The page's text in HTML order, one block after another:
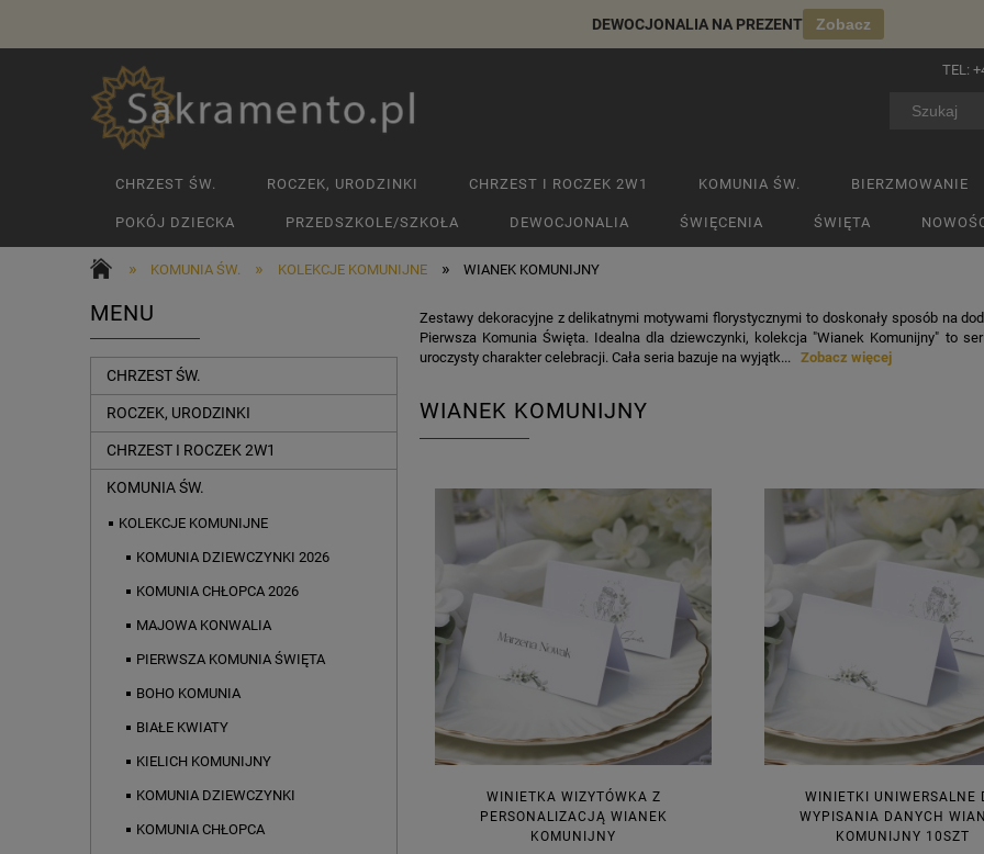
DEWOCJONALIA NA PREZENT Zobacz
TEL:
CHRZEST ŚW. ROCZEK, URODZINKI CHRZEST I ROCZEK 2W1 KOMUNIA ŚW. BIERZMOWANIE
POKÓJ DZIECKA PRZEDSZKOLE/SZKOŁA DEWOCJONALIA ŚWIĘCENIA ŚWIĘTA
» KOMUNIA ŚW. » KOLEKCJE KOMUNIJNE » WIANEK KOMUNIJNY
MENU
CHRZEST ŚW.
ROCZEK, URODZINKI
CHRZEST I ROCZEK 2W1
KOMUNIA ŚW.
KOLEKCJE KOMUNIJNE
KOMUNIA DZIEWCZYNKI 2026
KOMUNIA CHŁOPCA 2026
MAJOWA KONWALIA
PIERWSZA KOMUNIA ŚWIĘTA
BOHO KOMUNIA
BIAŁE KWIATY
KIELICH KOMUNIJNY
KOMUNIA DZIEWCZYNKI
KOMUNIA CHŁOPCA
Zestawy dekoracyjne z delikatnymi motywami florystycznymi to doskonały sposób na
Pierwsza Komunia Święta. Idealna dla dziewczynki, kolekcja "Wianek Komunijny" to
uroczysty charakter celebracji. Cała seria bazuje na wyjątk... Zobacz więcej
WIANEK KOMUNIJNY
WINIETKA WIZYTÓWKA Z
PERSONALIZACJĄ WIANEK
KOMUNIJNY
WINIETKI UNIWERSALNE
WYPISANIA DANYCH
KOMUNIJNY 10SZT